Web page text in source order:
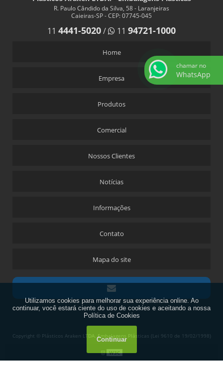
R. Paulo Cândido da Silva, 58 - Laranjeiras
Caieiras-SP - CEP: 07745-045
11 4441-5020/ 11 94721-1000
Home
Empresa
Produtos
Comercial
Nossos Clientes
Notícias
Informações
Contato
Mapa do site
Copyright © Plásticos Araken LTDA. Embalagens Plásticas (Lei 9610 de 19/02/1998)
W3C
chamar no
WhatsApp